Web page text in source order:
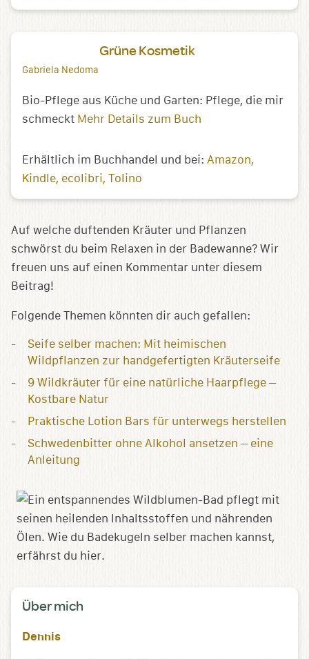
Grüne Kosmetik
Gabriela Nedoma
Bio-Pflege aus Küche und Garten: Pflege, die mir
schmeckt Mehr Details zum Buch
Erhältlich im Buchhandel und bei: Amazon
Kindle ecolibri Tolino
Auf welche duftenden Kräuter und Pflanzen
schwörst du beim Relaxen in der Badewanne? Wir
freuen uns auf einen Kommentar unter diesem
Beitrag!
Folgende Themen könnten dir auch gefallen:
Seife selber machen: Mit heimischen
Wildpflanzen zur handgefertigten Kräuterseife
9 Wildkräuter für eine natürliche Haarpflege –
Kostbare Natur
Praktische Lotion Bars für unterwegs herstellen
Schwedenbitter ohne Alkohol ansetzen – eine
Anleitung
Über mich
Dennis